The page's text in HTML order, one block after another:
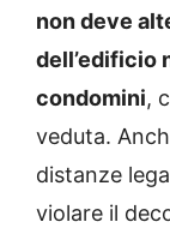
non deve
dell’edificio
condomini,
veduta.
distanze
violare il